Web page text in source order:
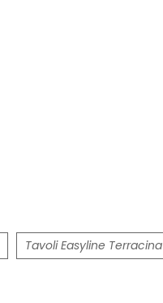
Tavoli Easyline Terracina